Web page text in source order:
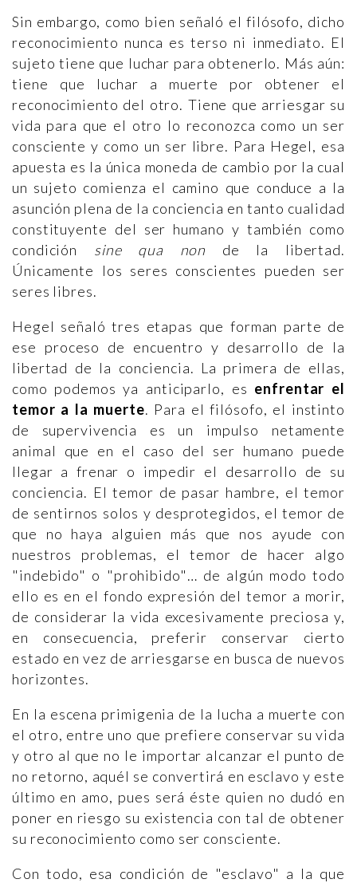
Sin embargo, como bien señaló el filósofo, dicho
reconocimiento nunca es terso ni inmediato. El
sujeto tiene que luchar para obtenerlo. Más aún:
tiene que luchar a muerte por obtener el
reconocimiento del otro. Tiene que arriesgar su
vida para que el otro lo reconozca como un ser
consciente y como un ser libre. Para Hegel, esa
apuesta es la única moneda de cambio por la cual
un sujeto comienza el camino que conduce a la
asunción plena de la conciencia en tanto cualidad
constituyente del ser humano y también como
condición sine qua non de la libertad.
Únicamente los seres conscientes pueden ser
seres libres.
Hegel señaló tres etapas que forman parte de
ese proceso de encuentro y desarrollo de la
libertad de la conciencia. La primera de ellas,
como podemos ya anticiparlo, es enfrentar el
temor a la muerte. Para el filósofo, el instinto
de supervivencia es un impulso netamente
animal que en el caso del ser humano puede
llegar a frenar o impedir el desarrollo de su
conciencia. El temor de pasar hambre, el temor
de sentirnos solos y desprotegidos, el temor de
que no haya alguien más que nos ayude con
nuestros problemas, el temor de hacer algo
"indebido" o "prohibido"… de algún modo todo
ello es en el fondo expresión del temor a morir,
de considerar la vida excesivamente preciosa y,
en consecuencia, preferir conservar cierto
estado en vez de arriesgarse en busca de nuevos
horizontes.
En la escena primigenia de la lucha a muerte con
el otro, entre uno que prefiere conservar su vida
y otro al que no le importar alcanzar el punto de
no retorno, aquél se convertirá en esclavo y este
último en amo, pues será éste quien no dudó en
poner en riesgo su existencia con tal de obtener
su reconocimiento como ser consciente.
Con todo, esa condición de "esclavo" a la que